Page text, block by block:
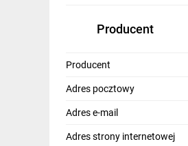
Producent
Producent
Adres pocztowy
Adres e-mail
Adres strony internetowej